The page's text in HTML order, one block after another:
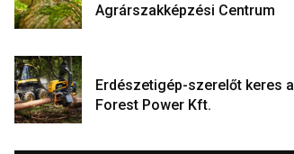
Agrárszakképzési Centrum
Erdészetigép-szerelőt keres a
Forest Power Kft.